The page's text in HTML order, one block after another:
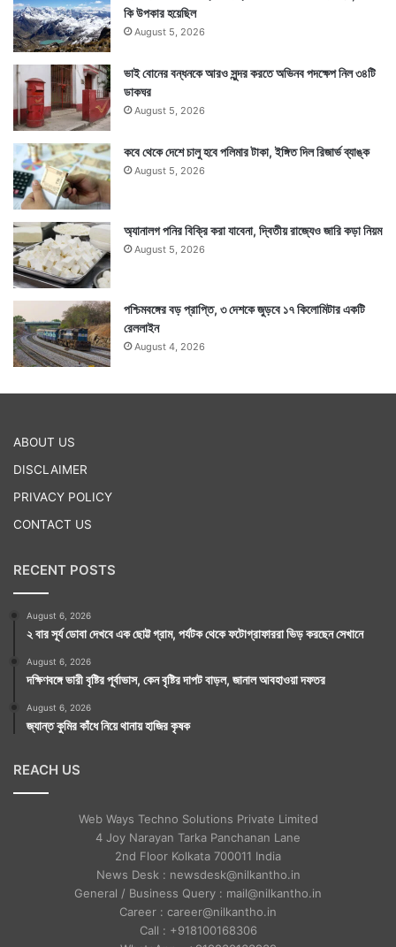
কি উপকার হয়েছিল
August 5, 2026
ভাই বোনের বন্ধনকে আরও সুন্দর করতে অভিনব পদক্ষেপ নিল ৩৪টি
ডাকঘর
August 5, 2026
কবে থেকে দেশে চালু হবে পলিমার টাকা, ইঙ্গিত দিল রিজার্ভ ব্যাঙ্ক
August 5, 2026
অ্যানালগ পনির বিক্রি করা যাবেনা, দ্বিতীয় রাজ্যেও জারি কড়া নিয়ম
August 5, 2026
পশ্চিমবঙ্গের বড় প্রাপ্তি, ৩ দেশকে জুড়বে ১৭ কিলোমিটার একটি
রেললাইন
August 4, 2026
ABOUT US
DISCLAIMER
PRIVACY POLICY
CONTACT US
RECENT POSTS
August 6, 2026
২ বার সূর্য ডোবা দেখবে এক ছোট্ট গ্রাম, পর্যটক থেকে ফটোগ্রাফাররা ভিড় করছেন সেখানে
August 6, 2026
দক্ষিণবঙ্গে ভারী বৃষ্টির পূর্বাভাস, কেন বৃষ্টির দাপট বাড়ল, জানাল আবহাওয়া দফতর
August 6, 2026
জ্যান্ত কুমির কাঁধে নিয়ে থানায় হাজির কৃষক
REACH US
Web Ways Techno Solutions Private Limited
4 Joy Narayan Tarka Panchanan Lane
2nd Floor Kolkata 700011 India
News Desk : newsdesk@nilkantho.in
General / Business Query : mail@nilkantho.in
Career : career@nilkantho.in
Call : +918100168306